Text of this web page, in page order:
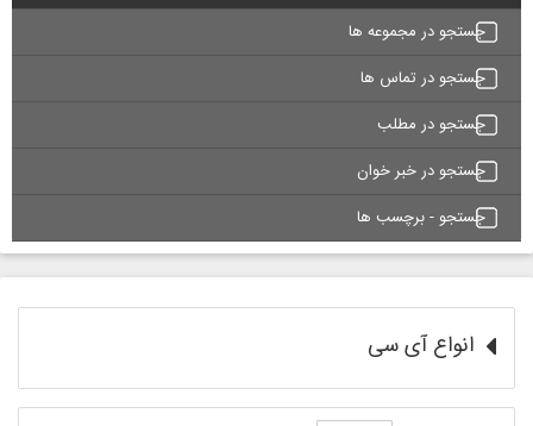
جستجو در مجموعه ها
جستجو در تماس ها
جستجو در مطلب
جستجو در خبر خوان
جستجو - برچسب ها
انواع آی سی